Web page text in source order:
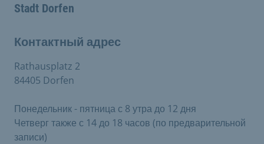
Stadt Dorfen
Контактный адрес
Rathausplatz 2
84405 Dorfen
Понедельник - пятница с 8 утра до 12 дня
Четверг также с 14 до 18 часов (по предварительной
записи)